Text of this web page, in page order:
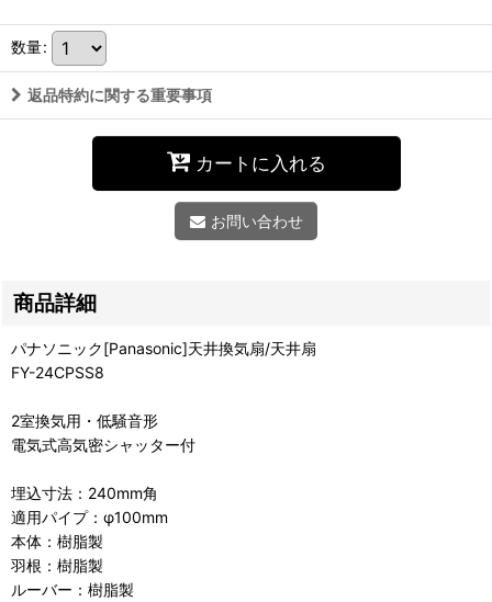
数量:
返品特約に関する重要事項
カートに入れる
お問い合わせ
商品詳細
パナソニック[Panasonic]天井換気扇/天井扇
FY-24CPSS8
2室換気用・低騒音形
電気式高気密シャッター付
埋込寸法：240mm角
適用パイプ：φ100mm
本体：樹脂製
羽根：樹脂製
ルーバー：樹脂製